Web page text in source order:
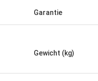
Garantie
Gewicht (kg)